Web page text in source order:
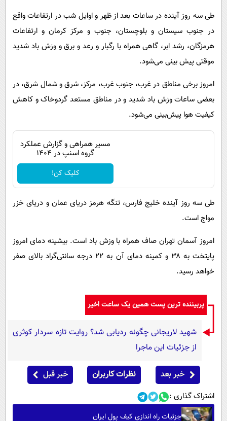
طی سه روز آینده در ساعات بعد از ظهر و اوایل شب در ارتفاعات واقع
در جنوب سیستان و بلوچستان، جنوب و مرکز کرمان و ارتفاعات
هرمزگان، رشد ابر، گاهی همراه با رگبار و رعد و برق و وزش باد شدید
موقتی پیش بینی می‌شود.
امروز برخی مناطق در غرب، جنوب غرب، مرکز، شرق و شمال شرق، در
بعضی ساعات وزش باد شدید و در مناطق مستعد گردوخاک و کاهش
کیفیت هوا پیش‌بینی می‌شود.
مسیر همراهی و گزارش عملکرد
گروه اسنپ در ۱۴۰۴
کلیک کن!
طی سه روز آینده خلیج فارس، تنگه هرمز دریای عمان و دریای خزر
مواج است.
امروز آسمان تهران صاف همراه با وزش باد است. بیشینه دمای امروز
پایتخت به ۳۸ و کمینه دمای آن به ۲۲ درجه سانتی‌گراد بالای صفر
خواهد رسید.
پربیننده ترین پست همین یک ساعت اخیر
شهید لاریجانی چگونه ردیابی شد؟ روایت تازه سردار کوثری
از جزئیات این ماجرا
خبر بعد نظرات کاربران خبر قبل
اشتراک گذاری :
جزئیات راه اندازی کیف پول ایران